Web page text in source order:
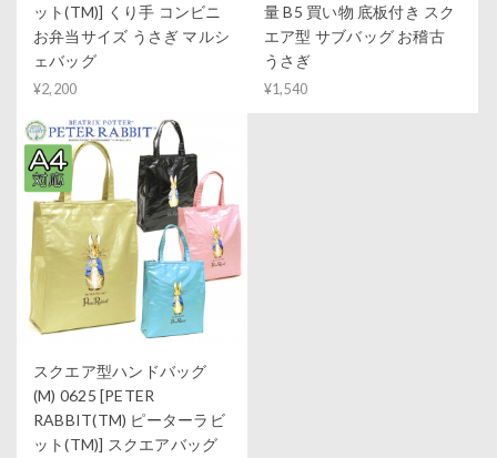
ット(TM)] くり手 コンビニ
お弁当サイズ うさぎ マルシ
ェバッグ
¥2,200
量 B5 買い物 底板付き スク
エア型 サブバッグ お稽古
うさぎ
¥1,540
スクエア型ハンドバッグ
(M) 0625 [PETER
RABBIT(TM) ピーターラビ
ット(TM)] スクエアバッグ